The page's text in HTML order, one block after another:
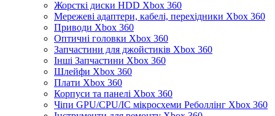
Жорсткі диски HDD Xbox 360
Мережеві адаптери, кабелі, перехідники Xbox 360
Приводи Xbox 360
Оптичні головки Xbox 360
Запчастини для джойстиків Xbox 360
Інші Запчастини Xbox 360
Шлейфи Xbox 360
Плати Xbox 360
Корпуси та панелі Xbox 360
Чіпи GPU/CPU/IC мікросхеми Реболлінг Xbox 360